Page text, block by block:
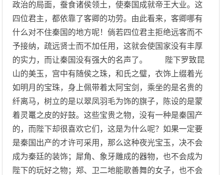
政治的局面，蚕食诸侯领土，使秦国成就帝王大业。这
四位君主，都依靠了客卿的功劳。由此看来，客卿哪有
什么对不住秦国的地方呢！倘若四位君主拒绝远客而不
予接纳，疏远贤士而不加任用，这就会使国家没有丰厚
的实力，而让秦国没有强大的名声了。 陛下罗致昆
山的美玉，宫中有随侯之珠，和氏之璧，衣饰上缀着光
如明月的宝珠，身上佩带着太阿宝剑，乘坐的是名贵的
纤离马，树立的是以翠凤羽毛为饰的旗子，陈设的是蒙
着灵鼍之皮的好鼓。这些宝贵之物，没有一种是秦国产
的，而陛下却很喜欢它们，这是为什么呢？如果一定要
是秦国出产的才许可采用，那么这种夜光宝玉，决不会
成为秦廷的装饰；犀角、象牙雕成的器物，也不会成为
陛下的玩好之物；郑、卫二地能歌善舞的女子，也不会